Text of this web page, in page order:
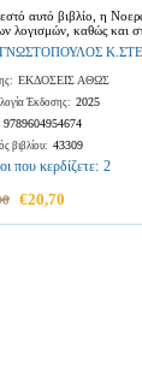
αυτό βιβλίο, η
λογισμών, καθώς και
ΕΚΔΟΣΕΙΣ ΑΘΩΣ
Έκδοσης: 2025
9789604954674
βιβλίου: 43309
που κερδίζετε: 2
€20,70